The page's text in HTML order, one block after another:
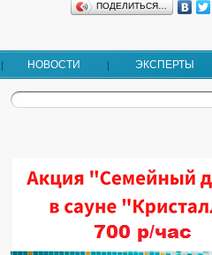
ПОДЕЛИТЬСЯ…
НОВОСТИ ЭКСПЕРТЫ